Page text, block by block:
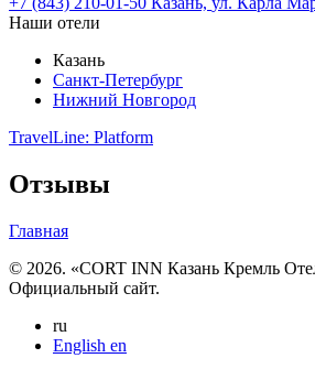
Наши отели
Казань
Санкт-Петербург
Нижний Новгород
TravelLine: Platform
Отзывы
Главная
© 2026. «CORT INN Казань Кремль
Официальный сайт.
ru
English en